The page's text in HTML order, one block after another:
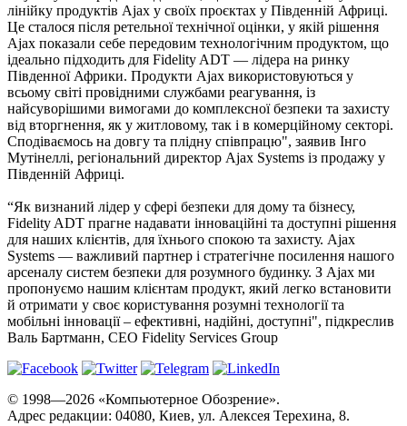
лінійку продуктів Ajax у своїх проєктах у Південній Африці.
Це сталося після ретельної технічної оцінки, у якій рішення
Ajax показали себе передовим технологічним продуктом, що
ідеально підходить для Fidelity ADT — лідера на ринку
Південної Африки. Продукти Ajax використовуються у
всьому світі провідними службами реагування, із
найсуворішими вимогами до комплексної безпеки та захисту
від вторгнення, як у житловому, так і в комерційному секторі.
Сподіваємось на довгу та плідну співпрацю", заявив Інго
Мутінеллі, регіональний директор Ajax Systems із продажу у
Південній Африці.
“Як визнаний лідер у сфері безпеки для дому та бізнесу,
Fidelity ADT прагне надавати інноваційні та доступні рішення
для наших клієнтів, для їхнього спокою та захисту. Ajax
Systems — важливий партнер і стратегічне посилення нашого
арсеналу систем безпеки для розумного будинку. З Ajax ми
пропонуємо нашим клієнтам продукт, який легко встановити
й отримати у своє користування розумні технології та
мобільні інновації – ефективні, надійні, доступні", підкреслив
Валь Бартманн, CEO Fidelity Services Group
© 1998—2026 «Компьютерное Обозрение».
Адрес редакции: 04080, Киев, ул. Алексея Терехина, 8.